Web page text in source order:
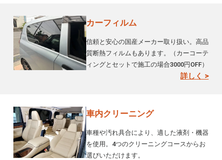
カーフィルム
信頼と安心の国産メーカー取り扱い。高品
質断熱フィルムもあります。（カーコーテ
ィングとセットで施工の場合3000円OFF）
詳しく >
車内クリーニング
車種や汚れ具合により、適した液剤・機器
を使用。4つのクリーニングコースからお
選びいただけます。